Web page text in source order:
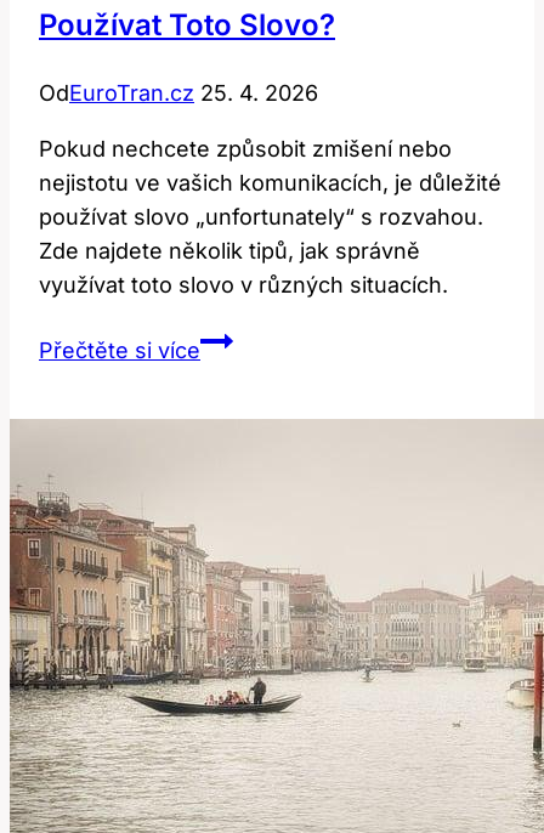
Používat Toto Slovo?
OdEuroTran.cz 25. 4. 2026
Pokud nechcete způsobit zmišení nebo
nejistotu ve vašich komunikacích, je důležité
používat slovo „unfortunately“ s rozvahou.
Zde najdete několik tipů, jak správně
využívat toto slovo v různých situacích.
Přečtěte si víceUnfortunately: